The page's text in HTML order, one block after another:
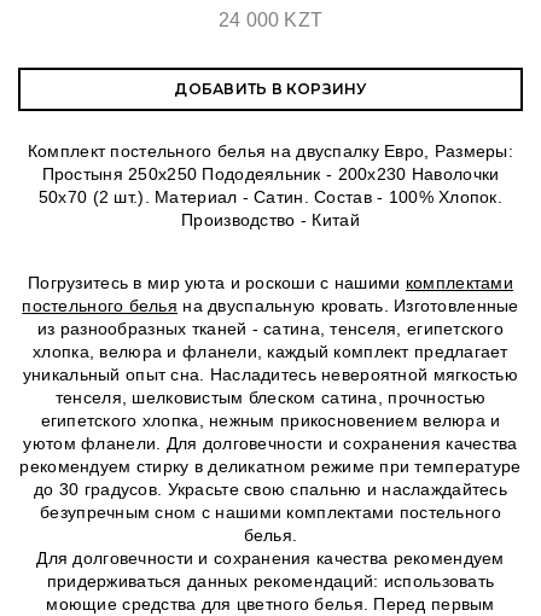
24 000 KZT
ДОБАВИТЬ В КОРЗИНУ
Комплект постельного белья на двуспалку Евро, Размеры:
Простыня 250х250 Пододеяльник - 200х230 Наволочки
50х70 (2 шт.). Материал - Сатин. Состав - 100% Хлопок.
Производство - Китай
Погрузитесь в мир уюта и роскоши с нашими комплектами
постельного белья на двуспальную кровать. Изготовленные
из разнообразных тканей - сатина, тенселя, египетского
хлопка, велюра и фланели, каждый комплект предлагает
уникальный опыт сна. Насладитесь невероятной мягкостью
тенселя, шелковистым блеском сатина, прочностью
египетского хлопка, нежным прикосновением велюра и
уютом фланели. Для долговечности и сохранения качества
рекомендуем стирку в деликатном режиме при температуре
до 30 градусов. Украсьте свою спальню и наслаждайтесь
безупречным сном с нашими комплектами постельного
белья.
Для долговечности и сохранения качества рекомендуем
придерживаться данных рекомендаций: использовать
моющие средства для цветного белья. Перед первым